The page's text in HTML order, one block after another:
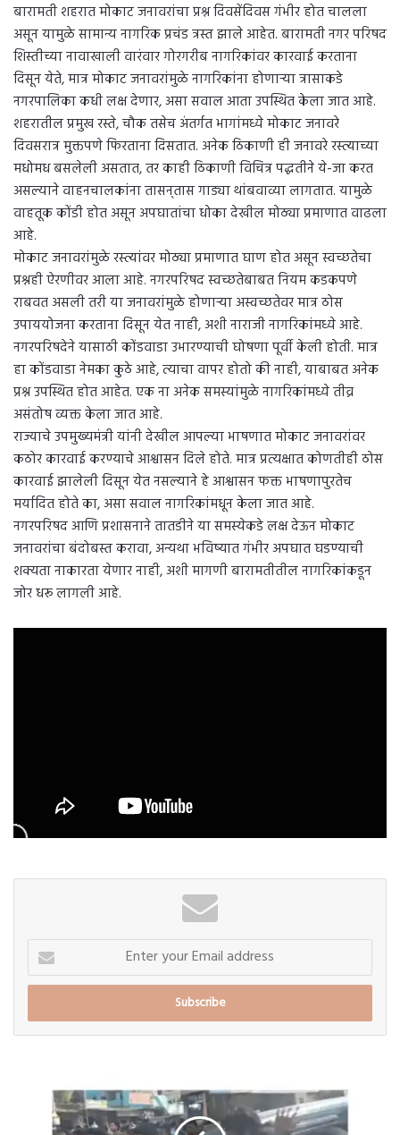
बारामती शहरात मोकाट जनावरांचा प्रश्न दिवसेंदिवस गंभीर होत चालला
असून यामुळे सामान्य नागरिक प्रचंड त्रस्त झाले आहेत. बारामती नगर परिषद
शिस्तीच्या नावाखाली वारंवार गोरगरीब नागरिकांवर कारवाई करताना
दिसून येते, मात्र मोकाट जनावरांमुळे नागरिकांना होणाऱ्या त्रासाकडे
नगरपालिका कधी लक्ष देणार, असा सवाल आता उपस्थित केला जात आहे.
शहरातील प्रमुख रस्ते, चौक तसेच अंतर्गत भागांमध्ये मोकाट जनावरे
दिवसरात्र मुक्तपणे फिरताना दिसतात. अनेक ठिकाणी ही जनावरे रस्त्याच्या
मधोमध बसलेली असतात, तर काही ठिकाणी विचित्र पद्धतीने ये-जा करत
असल्याने वाहनचालकांना तासन्‌तास गाड्या थांबवाव्या लागतात. यामुळे
वाहतूक कोंडी होत असून अपघातांचा धोका देखील मोठ्या प्रमाणात वाढला
आहे.
मोकाट जनावरांमुळे रस्त्यांवर मोठ्या प्रमाणात घाण होत असून स्वच्छतेचा
प्रश्नही ऐरणीवर आला आहे. नगरपरिषद स्वच्छतेबाबत नियम कडकपणे
राबवत असली तरी या जनावरांमुळे होणाऱ्या अस्वच्छतेवर मात्र ठोस
उपाययोजना करताना दिसून येत नाही, अशी नाराजी नागरिकांमध्ये आहे.
नगरपरिषदेने यासाठी कोंडवाडा उभारण्याची घोषणा पूर्वी केली होती. मात्र
हा कोंडवाडा नेमका कुठे आहे, त्याचा वापर होतो की नाही, याबाबत अनेक
प्रश्न उपस्थित होत आहेत. एक ना अनेक समस्यांमुळे नागरिकांमध्ये तीव्र
असंतोष व्यक्त केला जात आहे.
राज्याचे उपमुख्यमंत्री यांनी देखील आपल्या भाषणात मोकाट जनावरांवर
कठोर कारवाई करण्याचे आश्वासन दिले होते. मात्र प्रत्यक्षात कोणतीही ठोस
कारवाई झालेली दिसून येत नसल्याने हे आश्वासन फक्त भाषणापुरतेच
मर्यादित होते का, असा सवाल नागरिकांमधून केला जात आहे.
नगरपरिषद आणि प्रशासनाने तातडीने या समस्येकडे लक्ष देऊन मोकाट
जनावरांचा बंदोबस्त करावा, अन्यथा भविष्यात गंभीर अपघात घडण्याची
शक्यता नाकारता येणार नाही, अशी मागणी बारामतीतील नागरिकांकडून
जोर धरू लागली आहे.
Enter
your
Email